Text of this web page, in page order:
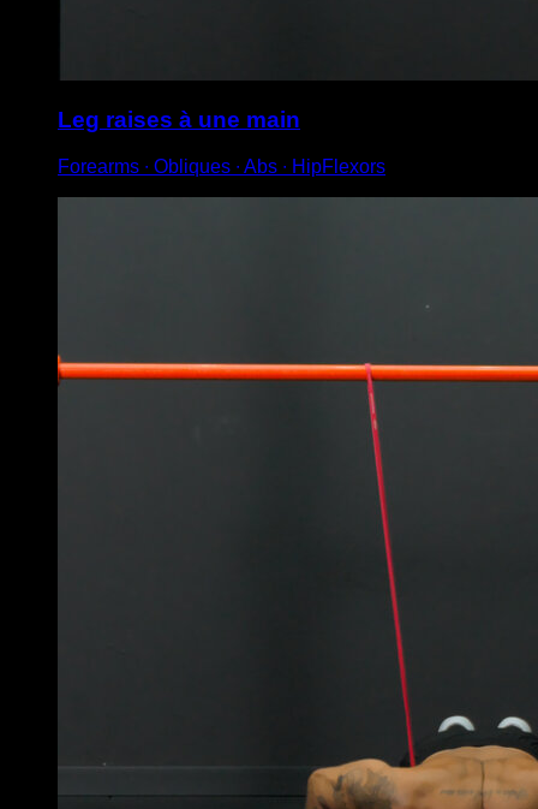
Leg raises à une main
Forearms ∙ Obliques ∙ Abs ∙ HipFlexors